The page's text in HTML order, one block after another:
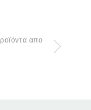
απο